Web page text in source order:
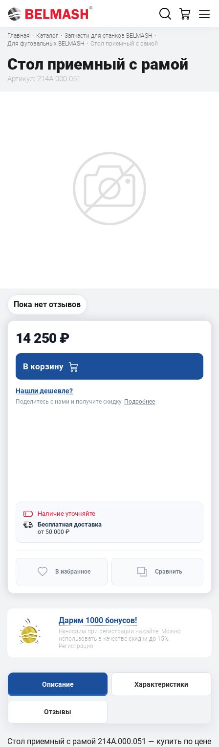
Главная · Каталог · Запчасти для станков BELMASH ·
Для фуговальных BELMASH · Стол приемный с рамой
Стол приемный с рамой
Артикул: 214A.000.051
Пока нет отзывов
14 250 ₽
В корзину
Нашли дешевле?
Поделитесь с нами и получите скидку. Подробнее
Наличие уточняйте
Бесплатная доставка
от 50 000 ₽
В избранное Сравнить
Дарим 1000 бонусов!
Начислим при регистрации на сайте. Можно
использовать в качестве скидки до 15%.
Регистрация
Описание Характеристики
Отзывы
Стол приемный с рамой 214A.000.051 — купить по цене